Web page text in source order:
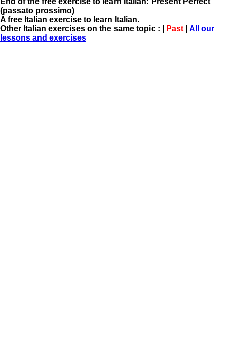
(passato prossimo)
A free Italian exercise to learn Italian.
Other Italian exercises on the same topic : |
Past
All our
lessons and exercises